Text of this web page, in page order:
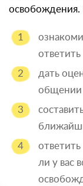
освобождения.
дать
общении
ответить
ли у вас